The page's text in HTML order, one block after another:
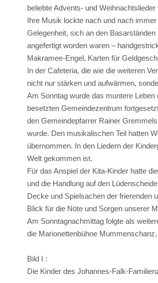
beliebte Advents- und
Ihre Musik lockte nach und nach
Gelegenheit, sich an den
angefertigt worden waren –
Makramee-Engel, Karten für
In der Cafeteria, die wie die weiteren
nicht nur stärken und aufwärmen,
Am Sonntag wurde das muntere
besetzten Gemeindezentrum
den Gemeindepfarrer Rainer
wurde. Den musikalischen Teil hatten
übernommen. In den Liedern der
Welt gekommen ist.
Für das Anspiel der Kita-Kinder hatte
und die Handlung auf den
Decke und Spielsachen der frierenden
Blick für die Nöte und Sorgen unserer
Am Sonntagnachmittag folgte als
die Marionettenbühne
Bild I :
Die Kinder des Johannes-Falk-